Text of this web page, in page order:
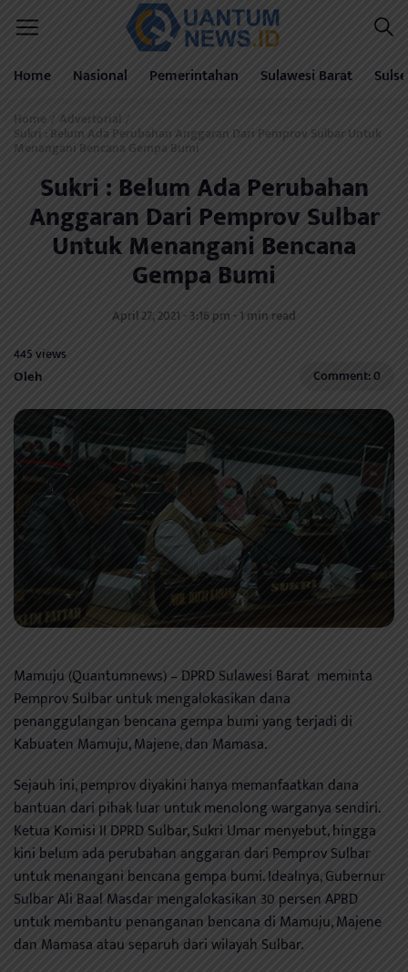
Home Nasional Pemerintahan Sulawesi Barat
Home / Advertorial /
Sukri : Belum Ada Perubahan Anggaran Dari Pemprov Sulbar Untuk
Menangani Bencana Gempa Bumi
Sukri : Belum Ada Perubahan
Anggaran Dari Pemprov Sulbar
Untuk Menangani Bencana
Gempa Bumi
April 27, 2021 - 3:16 pm - 1 min read
445 views
Oleh Comment: 0
Mamuju (Quantumnews) – DPRD Sulawesi Barat meminta
Pemprov Sulbar untuk mengalokasikan dana
penanggulangan bencana gempa bumi yang terjadi di
Kabuaten Mamuju, Majene, dan Mamasa.
Sejauh ini, pemprov diyakini hanya memanfaatkan dana
bantuan dari pihak luar untuk menolong warganya sendiri.
Ketua Komisi II DPRD Sulbar, Sukri Umar menyebut, hingga
kini belum ada perubahan anggaran dari Pemprov Sulbar
untuk menangani bencana gempa bumi. Idealnya, Gubernur
Sulbar Ali Baal Masdar mengalokasikan 30 persen APBD
untuk membantu penanganan bencana di Mamuju, Majene
dan Mamasa atau separuh dari wilayah Sulbar.